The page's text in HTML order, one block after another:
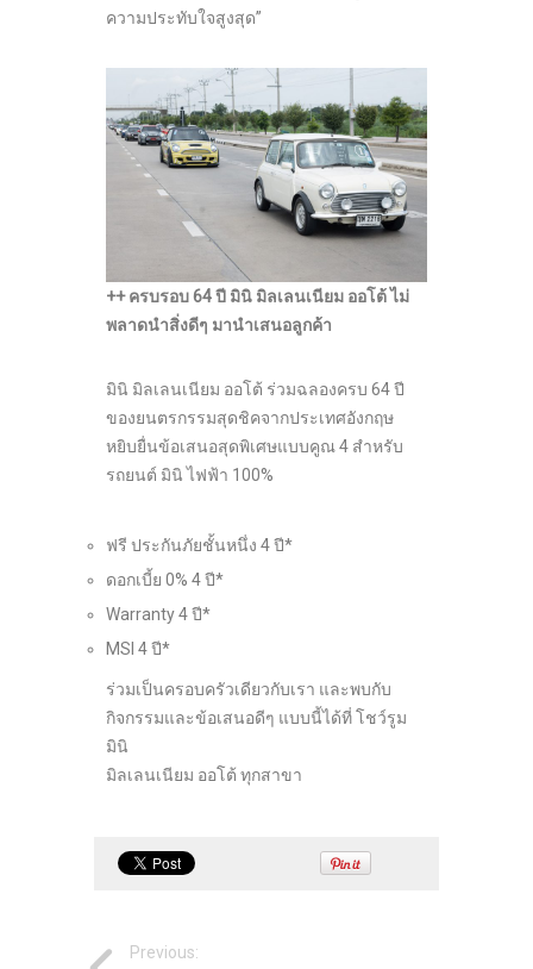
ความประทับใจสูงสุด”
++ ครบรอบ 64 ปี มินิ มิลเลนเนียม ออโต้ ไม่
พลาดนำสิ่งดีๆ มานำเสนอลูกค้า
มินิ มิลเลนเนียม ออโต้ ร่วมฉลองครบ 64 ปี
ของยนตรกรรมสุดชิคจากประเทศอังกฤษ
หยิบยื่นข้อเสนอสุดพิเศษแบบคูณ 4 สำหรับ
รถยนต์ มินิ ไฟฟ้า 100%
ฟรี ประกันภัยชั้นหนึ่ง 4 ปี*
ดอกเบี้ย 0% 4 ปี*
Warranty 4 ปี*
MSI 4 ปี*
ร่วมเป็นครอบครัวเดียวกับเรา และพบกับ
กิจกรรมและข้อเสนอดีๆ แบบนี้ได้ที่ โชว์รูม
มินิ
มิลเลนเนียม ออโต้ ทุกสาขา
Previous: